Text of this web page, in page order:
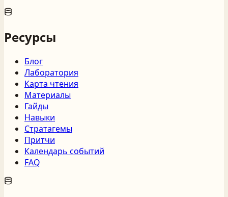
Ресурсы
Блог
Лаборатория
Карта чтения
Материалы
Гайды
Навыки
Стратагемы
Притчи
Календарь событий
FAQ